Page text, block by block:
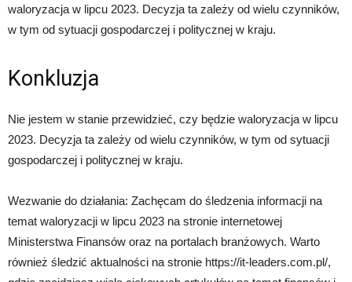
waloryzacja w lipcu 2023. Decyzja ta zależy od wielu czynników,
w tym od sytuacji gospodarczej i politycznej w kraju.
Konkluzja
Nie jestem w stanie przewidzieć, czy będzie waloryzacja w lipcu
2023. Decyzja ta zależy od wielu czynników, w tym od sytuacji
gospodarczej i politycznej w kraju.
Wezwanie do działania: Zachęcam do śledzenia informacji na
temat waloryzacji w lipcu 2023 na stronie internetowej
Ministerstwa Finansów oraz na portalach branżowych. Warto
również śledzić aktualności na stronie https://it-leaders.com.pl/,